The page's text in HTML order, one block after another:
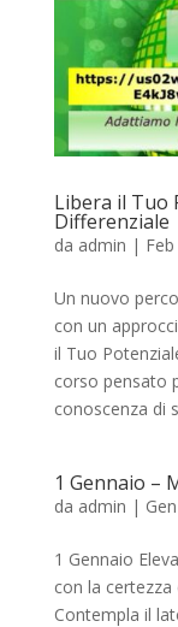
Libera il Tuo
Differenziale
da admin |
Un nuovo
con un
il Tuo
corso pensato
conoscenza di
1 Gennaio –
da admin |
1 Gennaio
con la certezza
Contempla il